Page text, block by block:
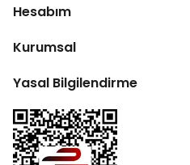
Hesabım
Kurumsal
Yasal Bilgilendirme